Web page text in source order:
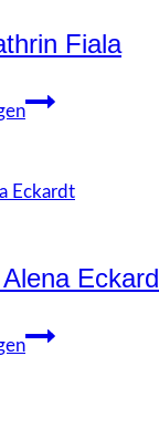
Fiala
Anne-
Mascha